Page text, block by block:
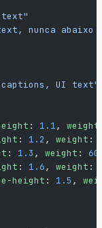
text"
nunca abaixo
UI text"
: 1.1, weight
: 1.2 , weight :
: 1.3 , weight :
: 1.6, weight :
height : 1.5 ,